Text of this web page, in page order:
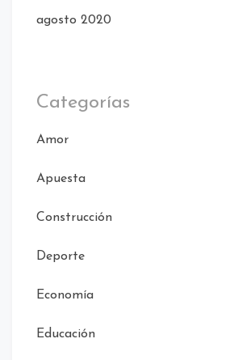
agosto 2020
Categorías
Amor
Apuesta
Construcción
Deporte
Economía
Educación